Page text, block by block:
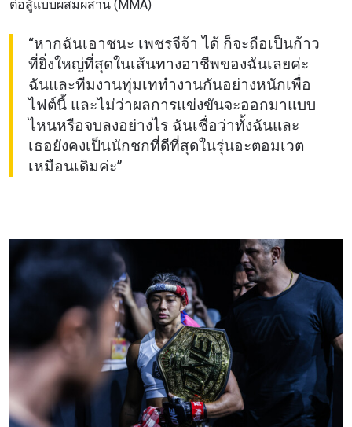
ต่อสู้แบบผสมผสาน (MMA)
“หากฉันเอาชนะ เพชรจีจ้า ได้ ก็จะถือเป็นก้าว
ที่ยิ่งใหญ่ที่สุดในเส้นทางอาชีพของฉันเลยค่ะ
ฉันและทีมงานทุ่มเททำงานกันอย่างหนักเพื่อ
ไฟต์นี้ และไม่ว่าผลการแข่งขันจะออกมาแบบ
ไหนหรือจบลงอย่างไร ฉันเชื่อว่าทั้งฉันและ
เธอยังคงเป็นนักชกที่ดีที่สุดในรุ่นอะตอมเวต
เหมือนเดิมค่ะ”
คู่แข่ง
อีเวนต์
ดูไฮไลต์การแข่งขัน
อีเมล
ชื่อ
นโยบายความเป็นส่วนตัวของเรา ท่านสามารถ
ยกเลิกการสมัครรับข่าวสารได้ตลอดเวลา